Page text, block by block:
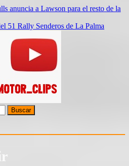
anuncia a Lawson para el resto de la
51 Rally Senderos de La Palma